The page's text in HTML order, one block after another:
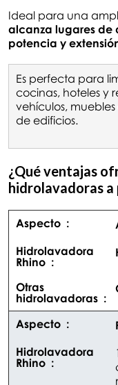
Ideal para una
alcanza lugares de
potencia y
Es perfecta para
cocinas, hoteles y
vehículos,
de edificios.
¿Qué ventajas
hidrolavadoras a